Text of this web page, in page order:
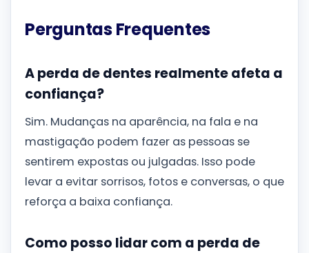
Perguntas Frequentes
A perda de dentes realmente afeta a
confiança?
Sim. Mudanças na aparência, na fala e na
mastigação podem fazer as pessoas se
sentirem expostas ou julgadas. Isso pode
levar a evitar sorrisos, fotos e conversas, o que
reforça a baixa confiança.
Como posso lidar com a perda de